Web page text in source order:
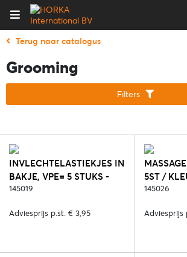
Terug naar catalogus
Grooming
Filters
INVLECHTELASTIEKJES IN
BAKJE, VPE= 5 STUKS -
304. MIX
145019
Adviesprijs p.st. € 3,95
5ST /
145026
Adviesprijs